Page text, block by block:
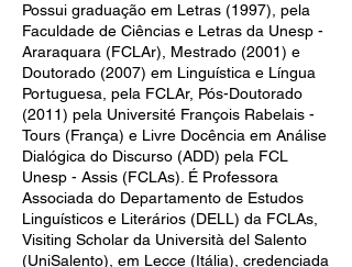
Possui graduação em Letras (1997), pela
Faculdade de Ciências e Letras da Unesp -
Araraquara (FCLAr), Mestrado (2001) e
Doutorado (2007) em Linguística e Língua
Portuguesa, pela FCLAr, Pós-Doutorado
(2011) pela Université François Rabelais -
Tours (França) e Livre Docência em Análise
Dialógica do Discurso (ADD) pela FCL
Unesp - Assis (FCLAs). É Professora
Associada do Departamento de Estudos
Linguísticos e Literários (DELL) da FCLAs,
Visiting Scholar da Università del Salento
(UniSalento), em Lecce (Itália), credenciada